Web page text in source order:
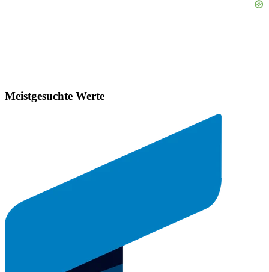
Meistgesuchte Werte